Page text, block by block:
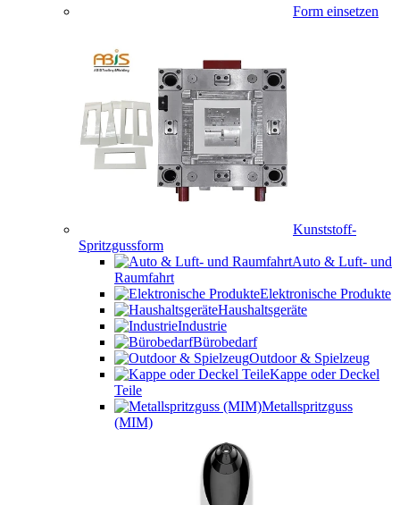
Form einsetzen
Kunststoff-
Spritzgussform
Auto & Luft- und
Raumfahrt
Elektronische Produkte
Haushaltsgeräte
Industrie
Bürobedarf
Outdoor & Spielzeug
Kappe oder Deckel
Teile
Metallspritzguss
(MIM)